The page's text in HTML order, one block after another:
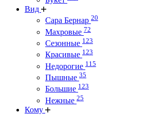
Вид
Сара Бернар 20
Махровые 72
Сезонные 123
Красивые 123
Недорогие 115
Пышные 35
Большие 123
Нежные 25
Кому